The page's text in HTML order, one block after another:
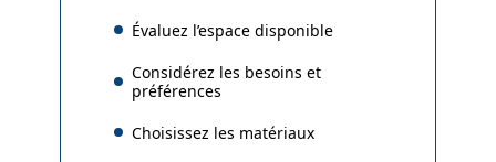
Évaluez l’espace disponible
Considérez les besoins et
préférences
Choisissez les matériaux